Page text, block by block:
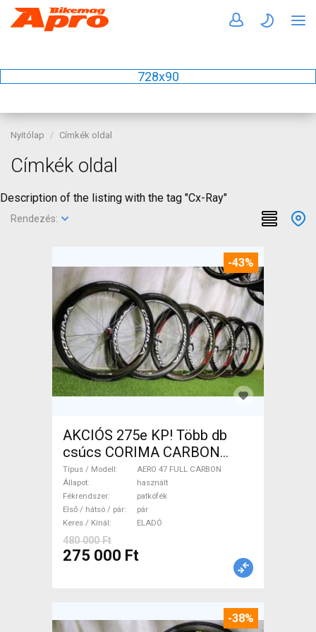
728x90
Nyitólap Címkék oldal
Címkék oldal
Description of the listing with the tag "Cx-Ray"
Rendezés:
-43%
AKCIÓS 275e KP! Több db
csúcs CORIMA CARBON
kézzel készült kerékszett!
AERO 47 FULL CARBON
Országúti / Gravel / Triatlon
Alkatrész, Országúti Kerék /
Felni / Gumi használt ELADÓ
Típus / Modell
AERO 47 FULL CARBON
Állapot
használt
Fékrendszer
patkófék
Első / hátsó / pár
pár
Keres / Kínál
ELADÓ
480 000 Ft
275 000 Ft
-38%